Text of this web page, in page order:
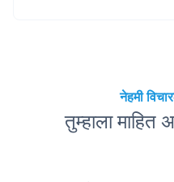
नेहमी
तुम्हाला माहित